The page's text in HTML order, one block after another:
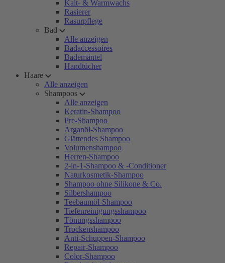
Kalt- & Warmwachs
Rasierer
Rasurpflege
Bad
Alle anzeigen
Badaccessoires
Bademäntel
Handtücher
Haare
Alle anzeigen
Shampoos
Alle anzeigen
Keratin-Shampoo
Pre-Shampoo
Arganöl-Shampoo
Glättendes Shampoo
Volumenshampoo
Herren-Shampoo
2-in-1-Shampoo & -Conditioner
Naturkosmetik-Shampoo
Shampoo ohne Silikone & Co.
Silbershampoo
Teebaumöl-Shampoo
Tiefenreinigungsshampoo
Tönungsshampoo
Trockenshampoo
Anti-Schuppen-Shampoo
Repair-Shampoo
Color-Shampoo